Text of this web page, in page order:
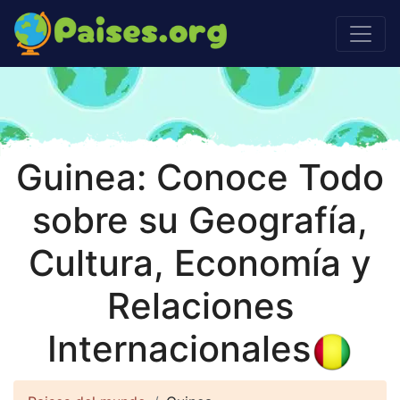
Guinea: Conoce Todo
sobre su Geografía,
Cultura, Economía y
Relaciones
Internacionales